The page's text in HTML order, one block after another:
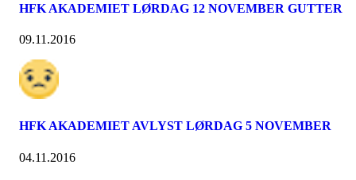
HFK AKADEMIET LØRDAG 12 NOVEMBER GUTTER
09.11.2016
HFK AKADEMIET AVLYST LØRDAG 5 NOVEMBER
04.11.2016